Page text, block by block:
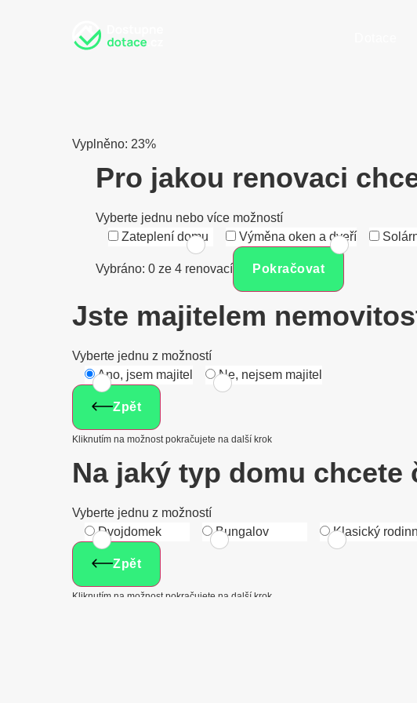
Vyplněno: 23%
Pro jakou renovaci
Vyberte jednu nebo více možností
Zateplení domu
Výměna oken a dveří
Vybráno: 0 ze 4 renovací Pokračovat
Jste majitelem
Vyberte jednu z možností
Ano, jsem majitel
Ne, nejsem majitel
Zpět
Kliknutím na možnost pokračujete na další krok
Na jaký typ domu
Vyberte jednu z možností
Dvojdomek
Bungalov Klasický
Zpět
Kliknutím na možnost pokračujete na další krok